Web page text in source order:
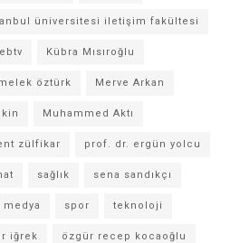
üniversitesi iletişim fakültesi
Kübra Mısıroğlu
öztürk Merve Arkan
Muhammed Aktı
zülfikar prof. dr. ergün yolcu
sağlık sena sandıkçı
medya spor teknoloji
iğrek özgür recep kocaoğlu